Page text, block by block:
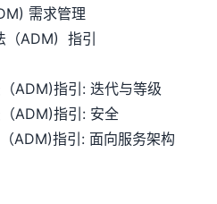
需求管理
ADM) 指引
指引: 迭代与等级
ADM)指引: 安全
指引: 面向服务架构